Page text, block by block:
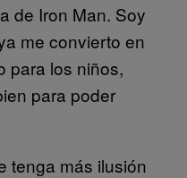
de Iron Man. Soy
me convierto en
para los niños,
para poder
tenga más ilusión